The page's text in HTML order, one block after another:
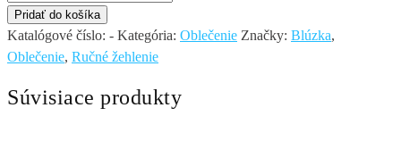
5.70 €
Blúzka
Pridať do košíka
Katalógové číslo: - Kategória: Oblečenie Značky: Blúzka,
Oblečenie, Ručné žehlenie
Súvisiace produkty